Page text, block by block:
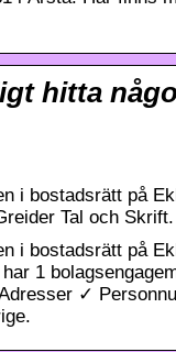
hitta
i bostadsrätt på
Tal och Skrift.
i bostadsrätt på
1
✓